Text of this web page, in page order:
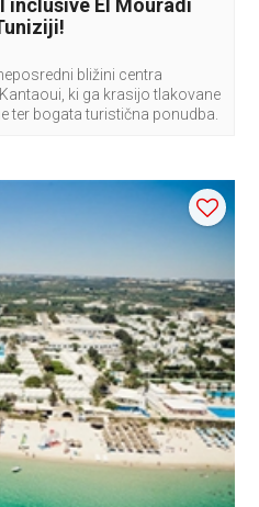
inclusive El Mouradi
bližini centra
ki ga krasijo tlakovane
ter bogata turistična ponudba.